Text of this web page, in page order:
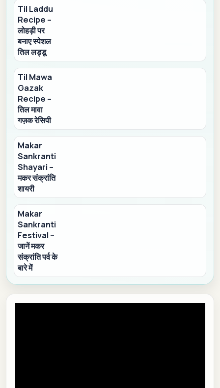
Til Laddu
Recipe –
लोहड़ी पर
बनाए स्पेशल
तिल लड्डू
Til Mawa
Gazak
Recipe –
तिल मावा
गज़क रेसिपी
Makar
Sankranti
Shayari –
मकर संक्रांति
शायरी
Makar
Sankranti
Festival –
जानें मकर
संक्रांति पर्व के
बारे में